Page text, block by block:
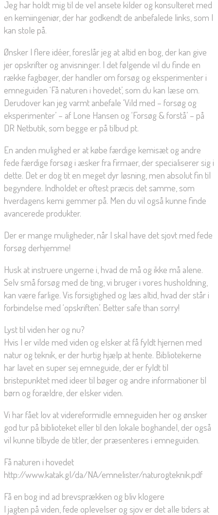
Jeg har holdt mig til de vel ansete kilder og konsulteret med
en kemiingeniør, der har godkendt de anbefalede links, som I
kan stole på.
Ønsker I flere idéer, foreslår jeg at altid en bog, der kan give
jer opskrifter og anvisninger. I det følgende vil du finde en
række fagbøger, der handler om forsøg og eksperimenter i
emneguiden ‘Få naturen i hovedet’, som du kan læse om.
Derudover kan jeg varmt anbefale ‘Vild med – forsøg og
eksperimenter’ – af Lone Hansen og ‘Forsøg & forstå’ – på
DR Netbutik, som begge er på tilbud pt.
En anden mulighed er at købe færdige kemisæt og andre
fede færdige forsøg i æsker fra firmaer, der specialiserer sig i
dette. Det er dog tit en meget dyr løsning, men absolut fin til
begyndere. Indholdet er oftest præcis det samme, som
hverdagens kemi gemmer på. Men du vil også kunne finde
avancerede produkter.
Der er mange muligheder, når I skal have det sjovt med fede
forsøg derhjemme!
Husk at instruere ungerne i, hvad de må og ikke må alene.
Selv små forsøg med de ting, vi bruger i vores husholdning,
kan være farlige. Vis forsigtighed og læs altid, hvad der står i
forbindelse med ‘opskriften’. Better safe than sorry!
Lyst til viden her og nu?
Hvis I er vilde med viden og elsker at få fyldt hjernen med
natur og teknik, er der hurtig hjælp at hente. Bibliotekerne
har lavet en super sej emneguide, der er fyldt til
bristepunktet med ideer til bøger og andre informationer til
børn og forældre, der elsker viden.
Vi har fået lov at videreformidle emneguiden her og ønsker
god tur på biblioteket eller til den lokale boghandel, der også
vil kunne tilbyde de titler, der præsenteres i emneguiden.
Få naturen i hovedet
http://www.katak.gl/da/NA/emnelister/naturogteknik.pdf
Få en bog ind ad brevsprækken og bliv klogere
I jagten på viden, fede oplevelser og sjov er det alle tiders at